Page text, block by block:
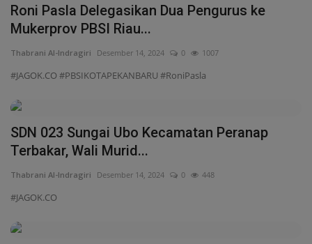
Roni Pasla Delegasikan Dua Pengurus ke
Mukerprov PBSI Riau...
Thabrani Al-Indragiri Desember 14, 2024 0 1007
#JAGOK.CO #PBSIKOTAPEKANBARU #RoniPasla
SDN 023 Sungai Ubo Kecamatan Peranap
Terbakar, Wali Murid...
Thabrani Al-Indragiri Desember 14, 2024 0 448
#JAGOK.CO